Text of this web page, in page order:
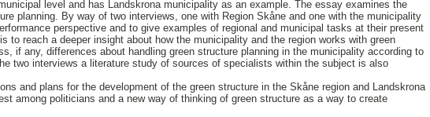
level and has Landskrona municipality as an example. The essay examines the
planning. By way of two interviews, one with Region Skåne and one with the municipality
perspective and to give examples of regional and municipal tasks at their present
to reach a deeper insight about how the municipality and the region works with green
if any, differences about handling green structure planning in the municipality according to
two interviews a literature study of sources of specialists within the subject is also
and plans for the development of the green structure in the Skåne region and Landskrona
among politicians and a new way of thinking of green structure as a way to create